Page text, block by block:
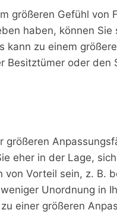
größeren Gefühl von
haben, können Sie
kann zu einem
Besitztümer oder den
eher in der Lage,
Vorteil sein, z. B.
Unordnung in
einer größeren